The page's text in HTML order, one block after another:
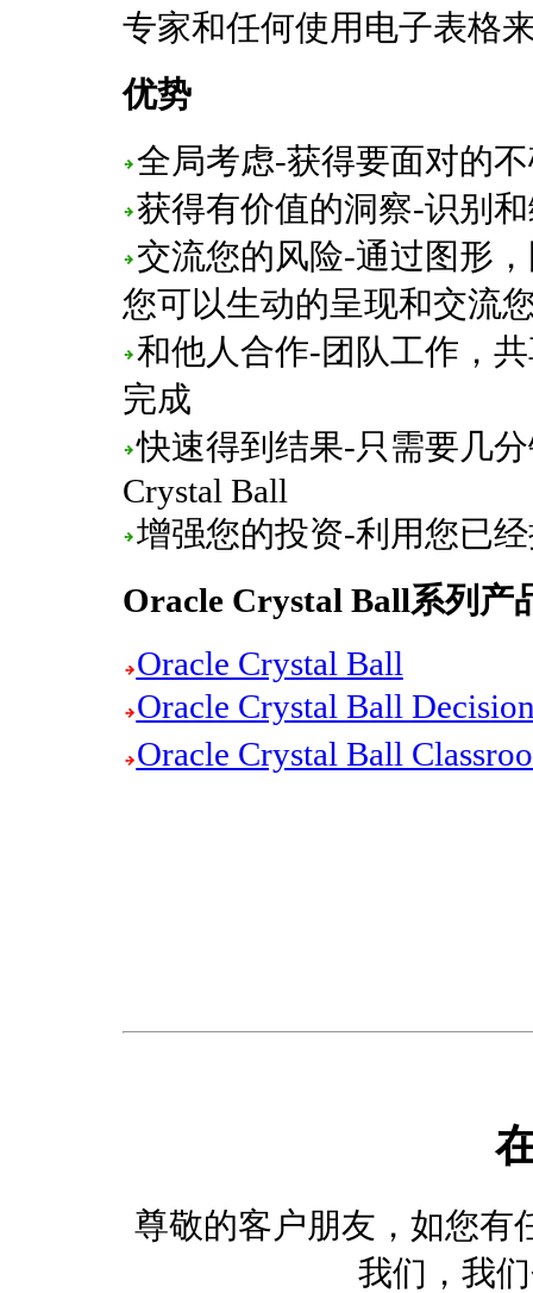
专家和任何使用电子表格
优势
全局考虑-获得要面对的
获得有价值的洞察-识别
交流您的风险-通过图形
您可以生动的呈现和交流
和他人合作-团队工作，
完成
快速得到结果-只需要几
Crystal Ball
增强您的投资-利用您已
Oracle Crystal Ball系列产
Oracle Crystal Ball
Oracle Crystal Ball
Oracle Crystal Ball
尊敬的客户朋友，如您有
我们，我